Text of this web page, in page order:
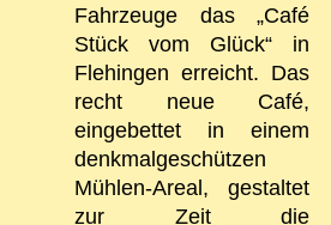
Fahrzeuge das „Café
Stück vom Glück“ in
Flehingen erreicht. Das
recht neue Café,
eingebettet in einem
denkmalgeschützen
Mühlen-Areal, gestaltet
zur Zeit die